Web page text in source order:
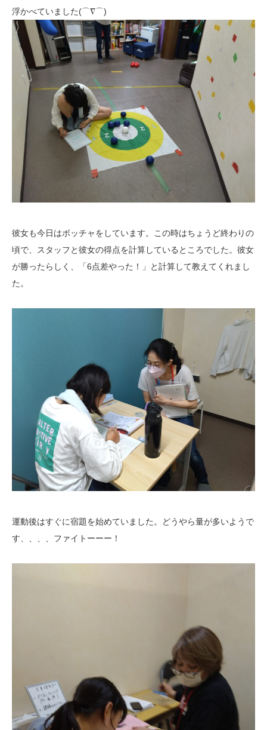
浮かべていました(⌒∇⌒)
彼女も今日はボッチャをしています。この時はちょうど終わりの
頃で、スタッフと彼女の得点を計算しているところでした。彼女
が勝ったらしく、「6点差やった！」と計算して教えてくれまし
た。
運動後はすぐに宿題を始めていました。どうやら量が多いようで
す、、、、ファイトーーー！